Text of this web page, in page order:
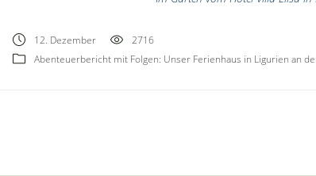
12. Dezember
2716
Abenteuerbericht mit Folgen: Unser Ferienhaus in Ligurien an